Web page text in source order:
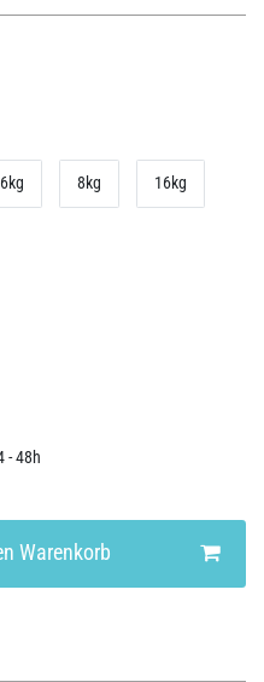
8kg 16kg
- 48h
Warenkorb